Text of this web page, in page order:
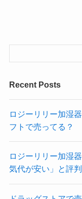
Recent Posts
ロジーリリー加湿
フトで売ってる？
ロジーリリー加湿
気代が安い」と評判